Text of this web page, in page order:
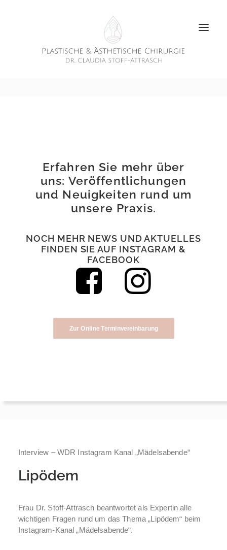
Erfahren Sie mehr über
uns: Veröffentlichungen
und Neuigkeiten rund um
unsere Praxis.
NOCH MEHR NEWS UND AKTUELLES
FINDEN SIE AUF INSTAGRAM &
FACEBOOK
Zur Online Terminvereinbarung
Interview – WDR Instagram Kanal „Mädelsabende“
Lipödem
Frau Dr. Stoff-Attrasch beantwortet als Expertin alle
wichtigen Fragen rund um das Thema „Lipödem“ beim
Instagram-Kanal „Mädelsabende“.